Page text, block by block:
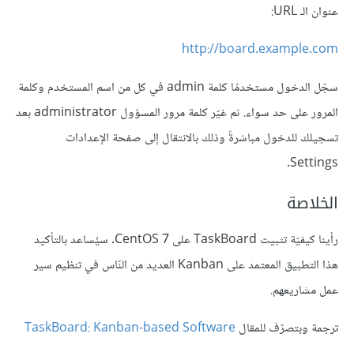
عنوان الـ URL:
http://board.example.com
سجّل الدخول مستخدمًا كلمة admin في كل من اسم المستخدم وكلمة
المرور على حد سواء. ثم غيّر كلمة مرور المسؤول administrator بعد
تسجيلك للدخول مباشرةً وذلك بالانتقال إلى صفحة الإعدادات
Settings.
الخلاصة
رأينا كيفيّة تثبيت TaskBoard على CentOS 7. سيُساعد بالتأكيد
هذا التطبيق المعتمد على Kanban العديد من النّاس في تنظيم سير
عمل مشاريعهم.
ترجمة وبتصرّف للمقالTaskBoard: Kanban-based Software